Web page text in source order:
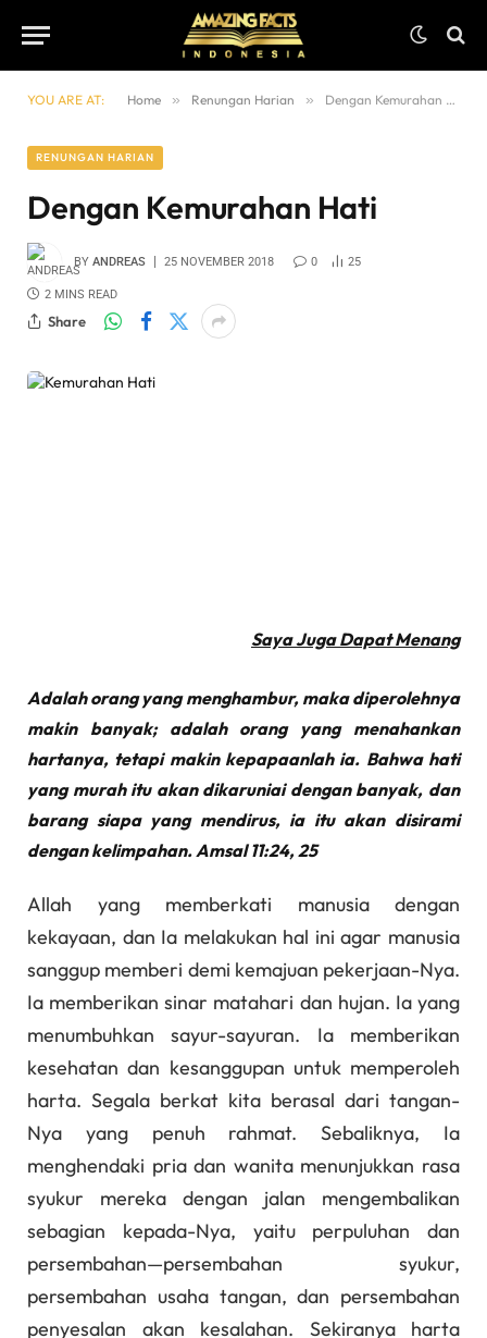
YOU ARE AT: Home » Renungan Harian » Dengan Kemurahan Hati
RENUNGAN HARIAN
Dengan Kemurahan Hati
BY ANDREAS 25 NOVEMBER 2018 0 25
2 MINS READ
Share
Saya Juga Dapat Menang
Adalah orang yang menghambur, maka diperolehnya
makin banyak; adalah orang yang menahankan
hartanya, tetapi makin kepapaanlah ia. Bahwa hati
yang murah itu akan dikaruniai dengan banyak, dan
barang siapa yang mendirus, ia itu akan disirami
dengan kelimpahan. Amsal 11:24, 25
Allah yang memberkati manusia dengan
kekayaan, dan Ia melakukan hal ini agar manusia
sanggup memberi demi kemajuan pekerjaan-Nya.
Ia memberikan sinar matahari dan hujan. Ia yang
menumbuhkan sayur-sayuran. Ia memberikan
kesehatan dan kesanggupan untuk memperoleh
harta. Segala berkat kita berasal dari tangan-
Nya yang penuh rahmat. Sebaliknya, Ia
menghendaki pria dan wanita menunjukkan rasa
syukur mereka dengan jalan mengembalikan
sebagian kepada-Nya, yaitu perpuluhan dan
persembahan—persembahan syukur,
persembahan usaha tangan, dan persembahan
penyesalan akan kesalahan. Sekiranya harta